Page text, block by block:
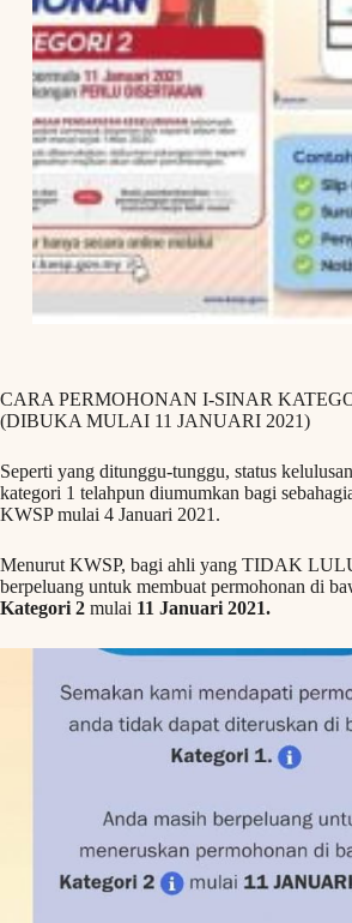
CARA PERMOHONAN I-SINAR
(DIBUKA MULAI 11 JANUARI 2021)
Seperti yang ditunggu-tunggu, status
kategori 1 telahpun diumumkan bagi
KWSP mulai 4 Januari 2021.
Menurut KWSP, bagi ahli yang TIDAK
berpeluang untuk membuat permohonan di
Kategori 2 mulai 11 Januari 2021.